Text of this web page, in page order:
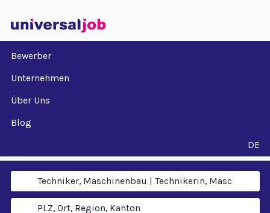
Bewerber
Unternehmen
Über Uns
Blog
DE